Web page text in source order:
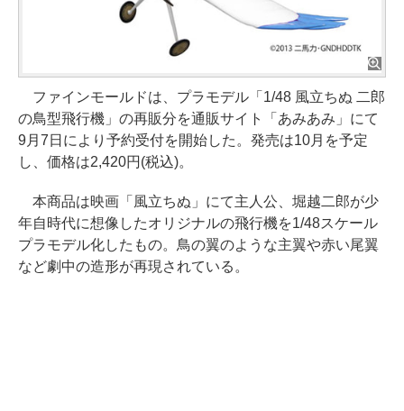
ファインモールドは、プラモデル「1/48 風立ちぬ 二郎
の鳥型飛行機」の再販分を通販サイト「あみあみ」にて
9月7日により予約受付を開始した。発売は10月を予定
し、価格は2,420円(税込)。
本商品は映画「風立ちぬ」にて主人公、堀越二郎が少
年自時代に想像したオリジナルの飛行機を1/48スケール
プラモデル化したもの。鳥の翼のような主翼や赤い尾翼
など劇中の造形が再現されている。